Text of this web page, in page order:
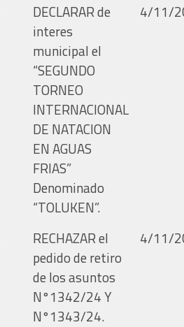
DECLARAR de
interes
municipal el
“SEGUNDO
TORNEO
INTERNACIONAL
DE NATACION
EN AGUAS
FRIAS”
Denominado
“TOLUKEN”.
4/11/
RECHAZAR el
pedido de retiro
de los asuntos
N°1342/24 Y
N°1343/24.
4/11/